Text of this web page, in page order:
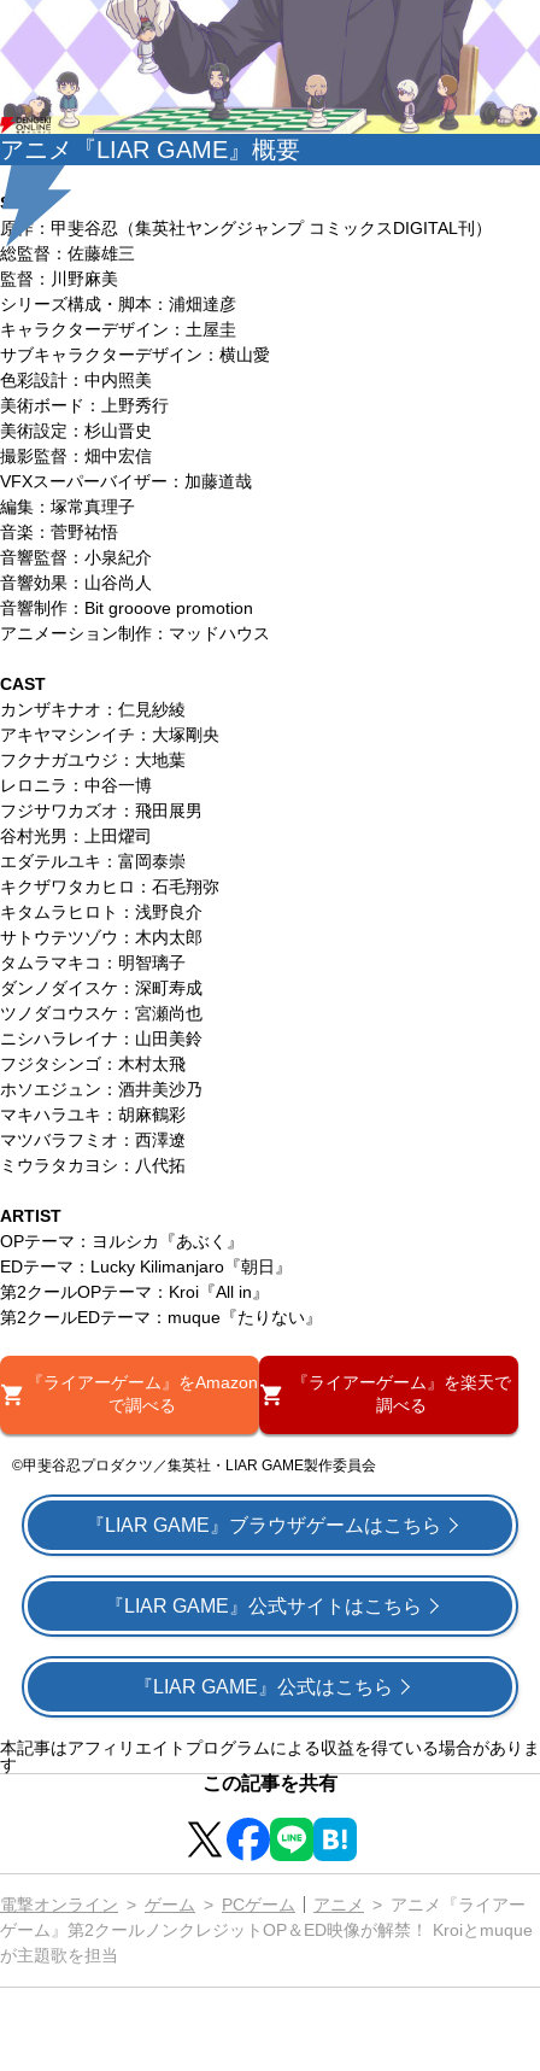
アニメ『LIAR GAME』概要
STAFF
原作：甲斐谷忍（集英社ヤングジャンプ コミックスDIGITAL刊）
総監督：佐藤雄三
監督：川野麻美
シリーズ構成・脚本：浦畑達彦
キャラクターデザイン：土屋圭
サブキャラクターデザイン：横山愛
色彩設計：中内照美
美術ボード：上野秀行
美術設定：杉山晋史
撮影監督：畑中宏信
VFXスーパーバイザー：加藤道哉
編集：塚常真理子
音楽：菅野祐悟
音響監督：小泉紀介
音響効果：山谷尚人
音響制作：Bit grooove promotion
アニメーション制作：マッドハウス
CAST
カンザキナオ：仁見紗綾
アキヤマシンイチ：大塚剛央
フクナガユウジ：大地葉
レロニラ：中谷一博
フジサワカズオ：飛田展男
谷村光男：上田燿司
エダテルユキ：富岡泰崇
キクザワタカヒロ：石毛翔弥
キタムラヒロト：浅野良介
サトウテツゾウ：木内太郎
タムラマキコ：明智璃子
ダンノダイスケ：深町寿成
ツノダコウスケ：宮瀬尚也
ニシハラレイナ：山田美鈴
フジタシンゴ：木村太飛
ホソエジュン：酒井美沙乃
マキハラユキ：胡麻鶴彩
マツバラフミオ：西澤遼
ミウラタカヨシ：八代拓
ARTIST
OPテーマ：ヨルシカ『あぶく』
EDテーマ：Lucky Kilimanjaro『朝日』
第2クールOPテーマ：Kroi『All in』
第2クールEDテーマ：muque『たりない』
『ライアーゲーム』をAmazon
で調べる
『ライアーゲーム』を楽天で
調べる
©甲斐谷忍プロダクツ／集英社・LIAR GAME製作委員会
『LIAR GAME』ブラウザゲームはこちら
『LIAR GAME』公式サイトはこちら
『LIAR GAME』公式はこちら
本記事はアフィリエイトプログラムによる収益を得ている場合がありま
す
この記事を共有
電撃オンライン ゲーム PCゲーム アニメ
アニメ『ライアー
ゲーム』第2クールノンクレジットOP＆ED映像が解禁！ Kroiとmuque
が主題歌を担当